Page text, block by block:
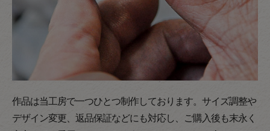
作品は当工房で一つひとつ制作しております。サイズ調整や
デザイン変更、返品保証などにも対応し、ご購入後も末永く